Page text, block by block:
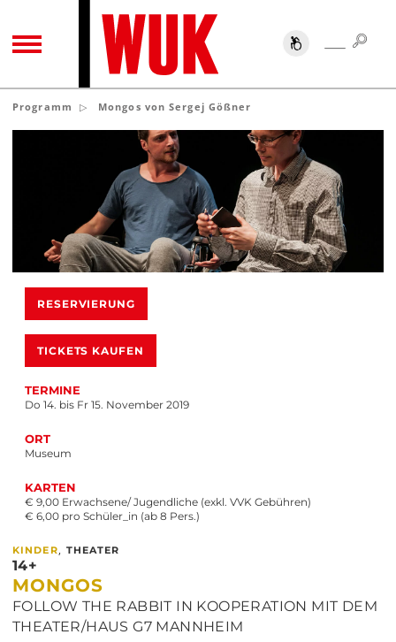
TOGGLE NAVIGATION SUCHE
Programm Mongos von Sergej Gößner
RESERVIERUNG
TICKETS KAUFEN
TERMINE
Do 14. bis Fr 15. November 2019
ORT
Museum
KARTEN
€ 9,00 Erwachsene/ Jugendliche (exkl. VVK Gebühren)
€ 6,00 pro Schüler_in (ab 8 Pers.)
KINDER, THEATER
14+
MONGOS
FOLLOW THE RABBIT IN KOOPERATION MIT DEM
THEATER/HAUS G7 MANNHEIM